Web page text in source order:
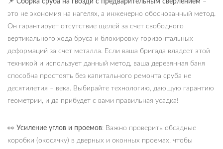
📌 Сборка сруба на гвозди с предварительным сверлением –
это не экономия на нагелях, а инженерно обоснованный метод.
Он гарантирует отсутствие щелей за счет свободного
вертикального хода бруса и блокировку горизонтальных
деформаций за счет металла. Если ваша бригада владеет этой
техникой и использует данный метод, ваша деревянная баня
способна простоять без капитального ремонта сруба не
десятилетия – века. Выбирайте технологию, дающую гарантию
геометрии, и да прибудет с вами правильная усадка!
👀 Усиление углов и проемов: Важно проверить обсадные
коробки (окосячку) в дверных и оконных проемах, чтобы